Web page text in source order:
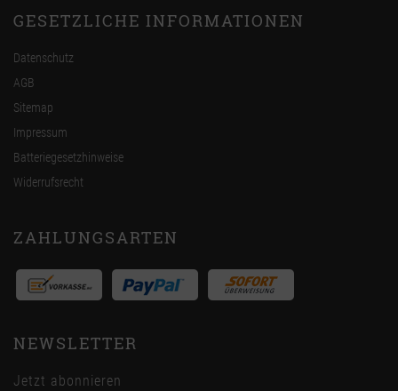
GESETZLICHE INFORMATIONEN
Datenschutz
AGB
Sitemap
Impressum
Batteriegesetzhinweise
Widerrufsrecht
ZAHLUNGSARTEN
NEWSLETTER
Jetzt abonnieren